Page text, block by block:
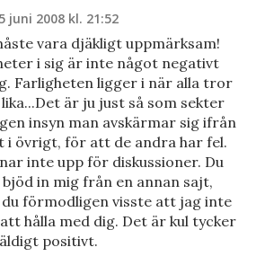
5 juni 2008 kl. 21:52
vara djäkligt uppmärksam!
i sig är inte något negativt
Farligheten ligger i när alla tror
är ju just så som sekter
insyn man avskärmar sig ifrån
i övrigt, för att de andra har fel.
inte upp för diskussioner. Du
in mig från en annan sajt,
förmodligen visste att jag inte
hålla med dig. Det är kul tycker
positivt.